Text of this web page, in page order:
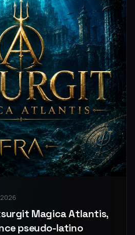
Magica Atlantis,
pseudo-latino